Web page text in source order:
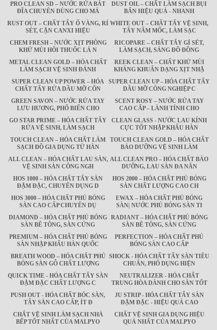
PRO CLEAN SD – NƯỚC RỬA BÁT
ĐĨA CHUYÊN DÙNG CHO MÁ
DUST OIL – CHẤT LÀM SẠCH BỤI
BẨN HIỆU QUẢ - NHANH
RUST OUT – CHẤT TẨY Ố VÀNG, RỈ
SÉT, CẶN CANXI HIỆU
WHITE OUT – CHẤT TẨY VỆ SINH,
TẨY NẤM MỐC, LÀM SẠC
CHEM FRESH – NƯỚC XỊT PHÒNG
KHỬ MÙI HÔI THUỐC LÁ N
RICOPARE – CHẤT TẨY GỈ SÉT,
LÀM SẠCH, SÁNG ĐỒ ĐỒNG
METAL CLEAN GOLD – HÓA CHẤT
LÀM SẠCH VỆ SINH ĐÁNH
REEK CLEAN – CHẤT KHỬ MÙI
KHÁNG KHUẨN DẠNG XỊT NHẬ
SUPER CLEAN UP POWER – HÓA
CHẤT TẨY RỬA DẦU MỠ CÔN
SUPER CLEAN UP – HÓA CHẤT TẨY
DẦU MỠ CÔNG NGHIỆP C
GREEN SAVON – NƯỚC RỬA TAY
LƯU HƯƠNG, PHỔ BIẾN CHO
SCENT ROSY – NƯỚC RỬA TAY
CAO CẤP – LÀNH TÍNH CHO
GO STAR PRIME – HÓA CHẤT TẨY
RỬA VỆ SINH, LÀM SẠCH
CLEAN GLASS - NƯỚC LAU KÍNH
CỰC TỐT NHẬP KHẨU HÀN
TOUCH CLEAN – HÓA CHẤT LÀM
SẠCH ĐỒ GIA DỤNG TỪ HÀN
TOUCH CLEAN GOLD – HÓA CHẤT
BẢO DƯỠNG VỆ SINH LÀM
ALL CLEAN – HÓA CHẤT LAU SÀN,
VỆ SINH SÀN CÔNG NGH
ALL CLEAN PRO – HÓA CHẤT BẢO
DƯỠNG, LAU SÀN ĐA NĂN
HOS 1000 – HÓA CHẤT TẨY SÀN
ĐẬM ĐẶC, CHUYÊN DỤNG D
HOS 2000 – HÓA CHẤT PHỦ BÓNG
SÀN CHẤT LƯỢNG CAO CH
HOS 3000 – HÓA CHẤT PHỦ BÓNG
SÀN CAO CẤP CHUYÊN DỤ
EWAX – HÓA CHẤT PHỦ BÓNG
SÀN| NƯỚC PHỦ BÓNG SÀN TI
DIAMOND – HÓA CHẤT PHỦ BÓNG
SÀN BÊ TÔNG, SÀN CỨNG
RADIANT – HÓA CHẤT PHỦ BÓNG
SÀN BÊ TÔNG, SÀN CỨNG
PREMIUM – HÓA CHẤT PHỦ BÓNG
SÀN NHẬP KHẨU HÀN QUỐC
PERFECTION – HÓA CHẤT PHỦ
BÓNG SÀN CAO CẤP
BREATH WOOD – HÓA CHẤT PHỦ
BÓNG SÀN GỖ CHẤT LƯỢNG
SHOCK - HÓA CHẤT TẨY SÀN TIÊU
CHUẨN, PHỔ DỤNG HIỆN
QUICK TIME - HÓA CHẤT TẨY SÀN
ĐẬM ĐẶC CHẤT LƯỢNG C
NEUTRALIZER - HÓA CHẤT
TRUNG HÒA DÀNH CHO SÀN TỐT
PUSH OUT - HÓA CHẤT BÓC SÀN,
TẨY SÀN CAO CẤP, ÍT Đ
JU STRIP - HÓA CHẤT TẨY SÀN
ĐẬM ĐẶC - HIỆU QUẢ CAO
CHẤT VỆ SINH LÀM SẠCH NHÀ
BẾP TỐT NHẤT CỦA MALPYO
CHẤT VỆ SINH GIA DỤNG HIỆU
QUẢ NHẤT CỦA MALPYO